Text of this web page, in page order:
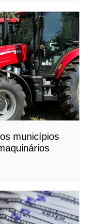
municípios